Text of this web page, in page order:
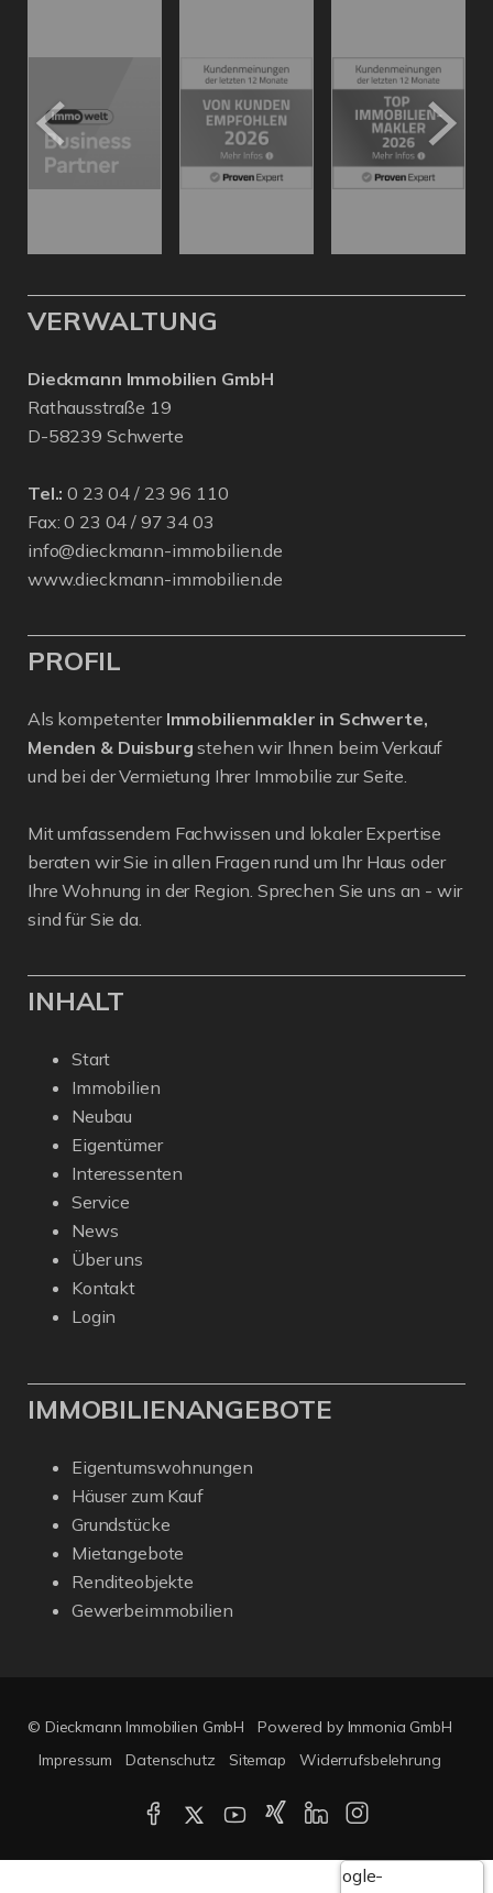
VERWALTUNG
Dieckmann Immobilien GmbH
Rathausstraße 19
D-58239 Schwerte
Tel.: 0 23 04 / 23 96 110
Fax: 0 23 04 / 97 34 03
info@dieckmann-immobilien.de
www.dieckmann-immobilien.de
PROFIL
Als kompetenter Immobilienmakler in Schwerte,
Menden & Duisburg stehen wir Ihnen beim Verkauf
und bei der Vermietung Ihrer Immobilie zur Seite.
Mit umfassendem Fachwissen und lokaler Expertise
beraten wir Sie in allen Fragen rund um Ihr Haus oder
Ihre Wohnung in der Region. Sprechen Sie uns an - wir
sind für Sie da.
INHALT
Start
Immobilien
Neubau
Eigentümer
Interessenten
Service
News
Über uns
Kontakt
Login
IMMOBILIENANGEBOTE
Eigentumswohnungen
Häuser zum Kauf
Grundstücke
Mietangebote
Renditeobjekte
Gewerbeimmobilien
© Dieckmann Immobilien GmbH
Powered by Immonia GmbH
Impressum
Datenschutz Sitemap Widerrufsbelehrung
Google-